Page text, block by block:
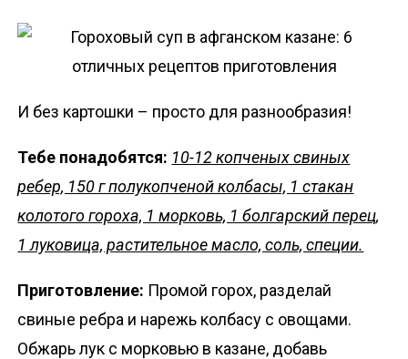
И без картошки – просто для разнообразия!
Тебе понадобятся: 10-12 копченых свиных
ребер, 150 г полукопченой колбасы, 1 стакан
колотого гороха, 1 морковь, 1 болгарский перец,
1 луковица, растительное масло, соль, специи.
Приготовление: Промой горох, разделай
свиные ребра и нарежь колбасу с овощами.
Обжарь лук с морковью в казане, добавь